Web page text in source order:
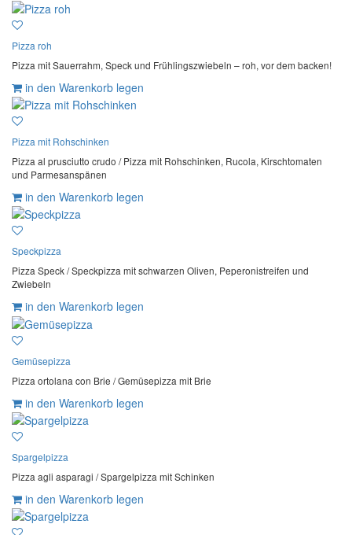
Pizza roh
Pizza mit Sauerrahm, Speck und Frühlingszwiebeln – roh, vor dem backen!
in den Warenkorb legen
Pizza mit Rohschinken
Pizza al prusciutto crudo / Pizza mit Rohschinken, Rucola, Kirschtomaten
und Parmesanspänen
in den Warenkorb legen
Speckpizza
Pizza Speck / Speckpizza mit schwarzen Oliven, Peperonistreifen und
Zwiebeln
in den Warenkorb legen
Gemüsepizza
Pizza ortolana con Brie / Gemüsepizza mit Brie
in den Warenkorb legen
Spargelpizza
Pizza agli asparagi / Spargelpizza mit Schinken
in den Warenkorb legen